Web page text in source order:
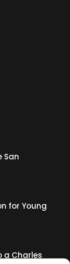
San
for Young
a Charles